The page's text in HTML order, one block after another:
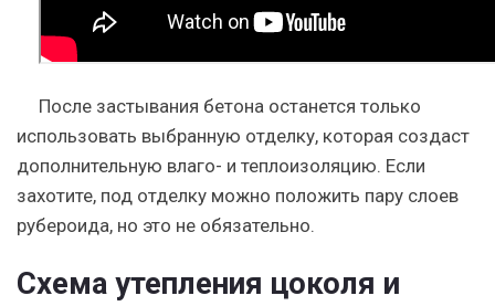
После застывания бетона останется только
использовать выбранную отделку, которая создаст
дополнительную влаго- и теплоизоляцию. Если
захотите, под отделку можно положить пару слоев
рубероида, но это не обязательно.
Схема утепления цоколя и